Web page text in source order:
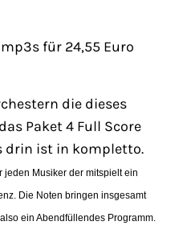
für 24,55 Euro
die dieses
Paket 4 Full Score
drin ist in kompletto.
jeden Musiker der mitspielt ein
Die Noten bringen insgesamt
ein Abendfüllendes Programm.